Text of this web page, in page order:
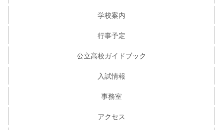
学校案内
行事予定
公立高校ガイドブック
入試情報
事務室
アクセス